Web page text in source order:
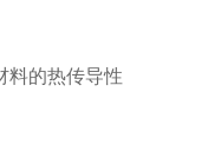
料的热传导性